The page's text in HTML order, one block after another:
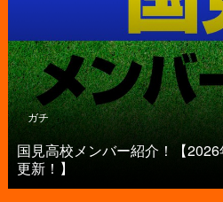
ガチ
国見高校メンバー紹介！【
更新！】